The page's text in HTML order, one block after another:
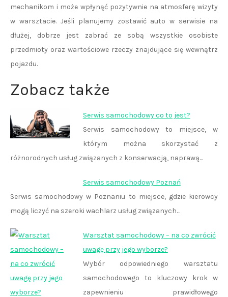
mechanikom i może wpłynąć pozytywnie na atmosferę wizyty
w warsztacie. Jeśli planujemy zostawić auto w serwisie na
dłużej, dobrze jest zabrać ze sobą wszystkie osobiste
przedmioty oraz wartościowe rzeczy znajdujące się wewnątrz
pojazdu.
Zobacz także
Serwis samochodowy co to jest?
Serwis samochodowy to miejsce, w
którym można skorzystać z
różnorodnych usług związanych z konserwacją, naprawą…
Serwis samochodowy Poznań
Serwis samochodowy w Poznaniu to miejsce, gdzie kierowcy
mogą liczyć na szeroki wachlarz usług związanych…
Warsztat samochodowy – na co zwrócić
uwagę przy jego wyborze?
Wybór odpowiedniego warsztatu
samochodowego to kluczowy krok w
zapewnieniu prawidłowego